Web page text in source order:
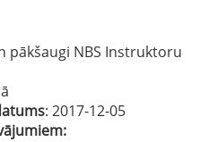
NBS Instruktoru
: 2017-12-05